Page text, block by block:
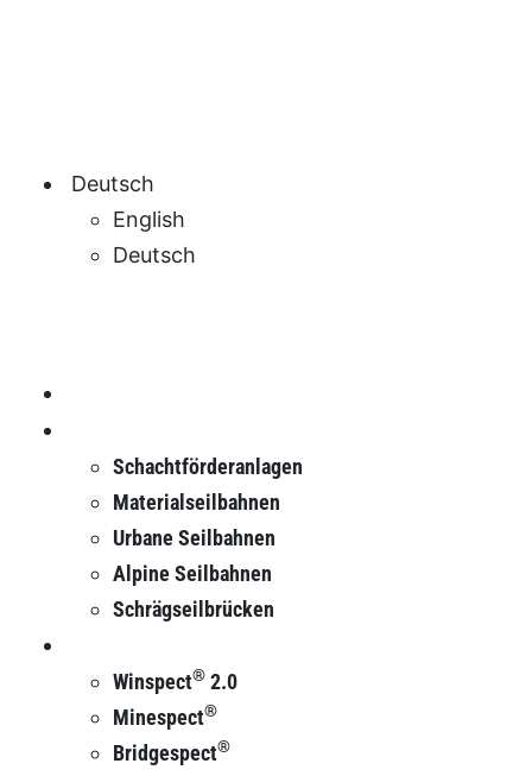
Deutsch
English
Deutsch
Schachtförderanlagen
Materialseilbahnen
Urbane Seilbahnen
Alpine Seilbahnen
Schrägseilbrücken
Winspect® 2.0
Minespect®
Bridgespect®